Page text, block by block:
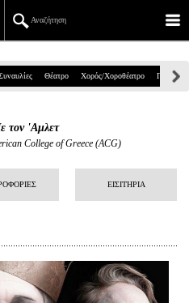
Αναζήτηση
39, Αθήνα
Θέατρο Χορός/Χοροθέατρο Παιδικά
τον 'Αμλετ
College of Greece (ACG)
ΕΙΣΙΤΗΡΙΑ